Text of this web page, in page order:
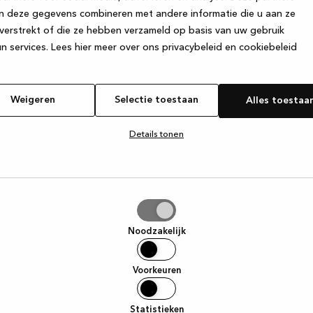
deze gegevens combineren met andere informatie die u aan ze
of die ze hebben verzameld op basis van uw gebruik
services. Lees hier meer over ons privacybeleid en cookiebeleid
Weigeren Selectie toestaan Alles
Details tonen
Noodzakelijk
Voorkeuren
Statistieken
has occurred while loadingwww.kvik.be (see the